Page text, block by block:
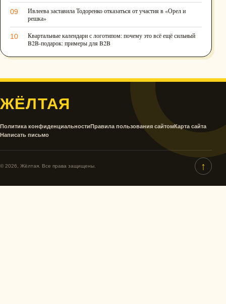
09
Ивлеева заставила Тодоренко отказаться от участия в «Орел и
решка»
10
Квартальные календари с логотипом: почему это всё ещё сильный
B2B-подарок: примеры для B2B
ЖЁЛТАЯ
Политика конфиденциальностиПравила пользования сайтомКарта сайта
Написать письмо
© 2026, Жёлтая. Все права защищены. ↑